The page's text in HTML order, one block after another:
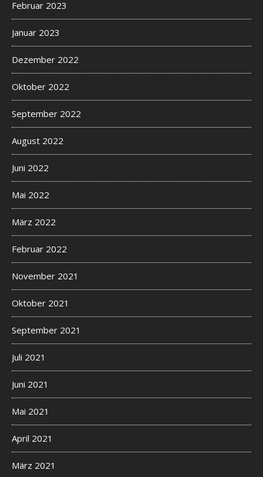
Februar 2023
Januar 2023
Dezember 2022
Oktober 2022
September 2022
August 2022
Juni 2022
Mai 2022
März 2022
Februar 2022
November 2021
Oktober 2021
September 2021
Juli 2021
Juni 2021
Mai 2021
April 2021
März 2021